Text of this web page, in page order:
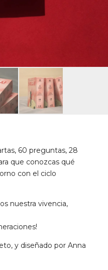
60 preguntas, 28
que conozcas qué
con el ciclo
nuestra vivencia,
y diseñado por Anna